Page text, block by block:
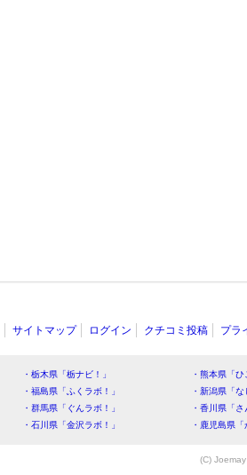
サイトマップ ログイン クチコミ投稿 プラ
・栃木県「栃ナビ！」
・熊本県「
・福島県「ふくラボ！」
・新潟県「
・群馬県「ぐんラボ！」
・香川県「
・石川県「金沢ラボ！」
・鹿児島県
(C)